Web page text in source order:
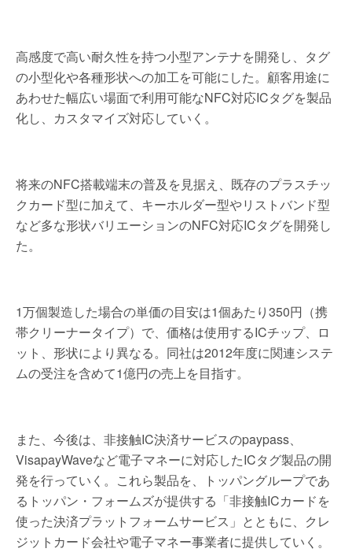
高感度で高い耐久性を持つ小型アンテナを開発し、タグ
の小型化や各種形状への加工を可能にした。顧客用途に
あわせた幅広い場面で利用可能なNFC対応ICタグを製品
化し、カスタマイズ対応していく。
将来のNFC搭載端末の普及を見据え、既存のプラスチッ
クカード型に加えて、キーホルダー型やリストバンド型
など多な形状バリエーションのNFC対応ICタグを開発し
た。
1万個製造した場合の単価の目安は1個あたり350円（携
帯クリーナータイプ）で、価格は使用するICチップ、ロ
ット、形状により異なる。同社は2012年度に関連システ
ムの受注を含めて1億円の売上を目指す。
また、今後は、非接触IC決済サービスのpaypass、
VisapayWaveなど電子マネーに対応したICタグ製品の開
発を行っていく。これら製品を、トッパングループであ
るトッパン・フォームズが提供する「非接触ICカードを
使った決済プラットフォームサービス」とともに、クレ
ジットカード会社や電子マネー事業者に提供していく。